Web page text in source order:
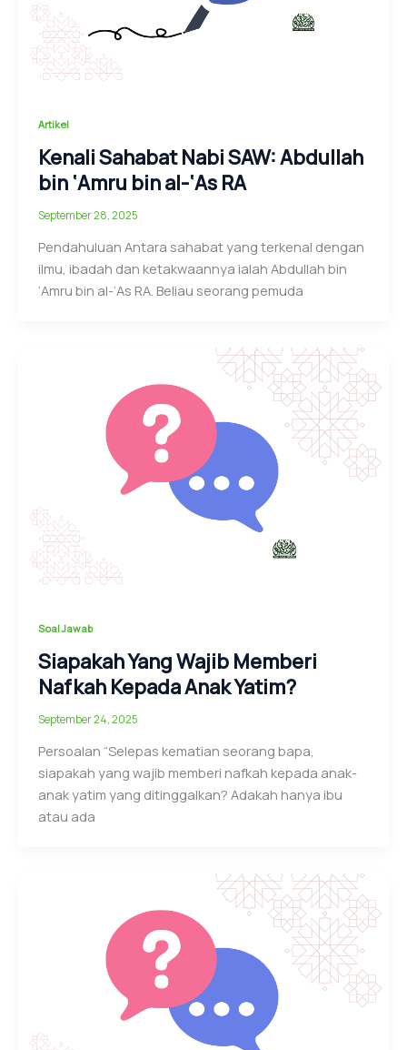
Artikel
Kenali Sahabat Nabi SAW: Abdullah
bin ‘Amru bin al-‘As RA
September 28, 2025
Pendahuluan Antara sahabat yang terkenal dengan
ilmu, ibadah dan ketakwaannya ialah Abdullah bin
‘Amru bin al-‘As RA. Beliau seorang pemuda
Soal Jawab
Siapakah Yang Wajib Memberi
Nafkah Kepada Anak Yatim?
September 24, 2025
Persoalan “Selepas kematian seorang bapa,
siapakah yang wajib memberi nafkah kepada anak-
anak yatim yang ditinggalkan? Adakah hanya ibu
atau ada